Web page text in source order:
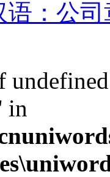
语：公
in